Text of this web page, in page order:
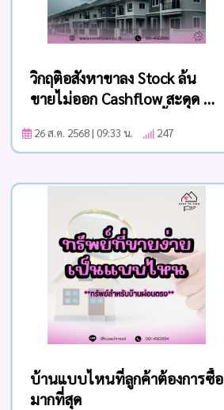
วิกฤติอสังหาขาลง Stock ล้น
ขายไม่ออก Cashflow สะดุด หา
26 ส.ค. 2568 | 09:33 น. 247
บ้านแบบไหนที่ลูกค้าต้องการซื้อ
มากที่สุด